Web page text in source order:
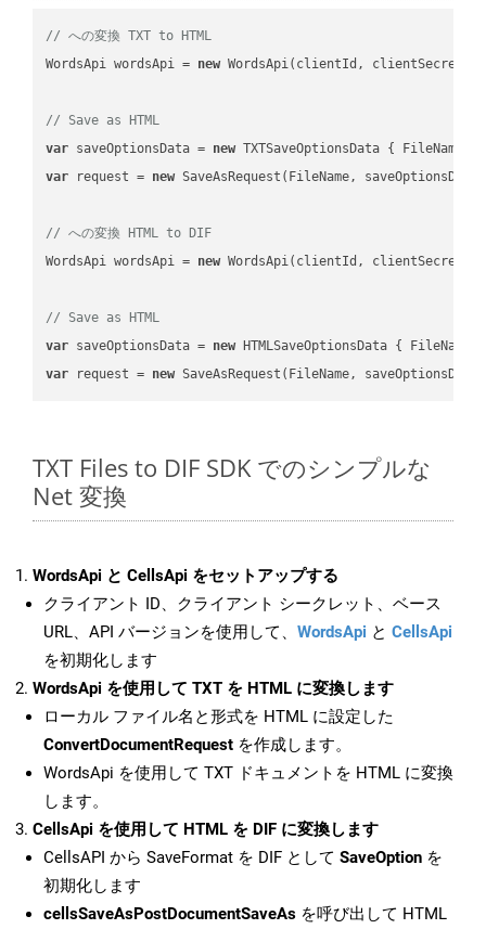
// への変換 TXT to HTML
WordsApi wordsApi = new WordsApi(clientId, clientSecret);
// Save as HTML
var saveOptionsData = new TXTSaveOptionsData { FileName =
var request = new SaveAsRequest(FileName,
// への変換 HTML to DIF
WordsApi wordsApi = new WordsApi(clientId, clientSecret);
// Save as HTML
var saveOptionsData = new HTMLSaveOptionsData { FileName
var request = new
TXT Files to DIF SDK でのシンプルな
Net 変換
WordsApi と CellsApi をセットアップする
クライアント ID、クライアント シークレット、ベース
URL、API バージョンを使用して、 WordsApi と CellsApi
を初期化します
WordsApi を使用して TXT を HTML に変換します
ローカル ファイル名と形式を HTML に設定した
ConvertDocumentRequest を作成します。
WordsApi を使用して TXT ドキュメントを HTML に変換
します。
CellsApi を使用して HTML を DIF に変換します
CellsAPI から SaveFormat を DIF として SaveOption を
初期化します
cellsSaveAsPostDocumentSaveAs を呼び出して HTML